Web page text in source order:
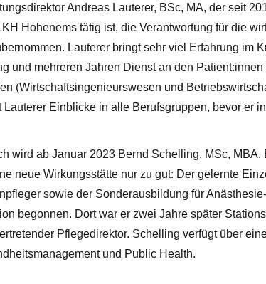
Andreas Lauterer, BSc, MA, der seit
Hohenems tätig ist, die Verantwortung für die
Lauterer bringt sehr viel Erfahrung im
und mehreren Jahren Dienst an den
(Wirtschaftsingenieurswesen und
Einblicke in alle Berufsgruppen, bevor er
wird ab Januar 2023 Bernd Schelling, MSc,
neue Wirkungsstätte nur zu gut: Der gelernte
sowie der Sonderausbildung für
begonnen. Dort war er zwei Jahre später
Pflegedirektor. Schelling verfügt über
und Public Health.